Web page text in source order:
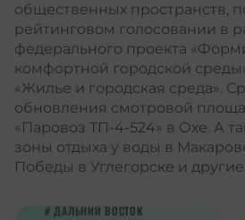
общественных пространств,
рейтинговом голосовании в
федерального проекта
комфортной городской
«Жилье и городская среда».
обновления смотровой
«Паровоз ТП-4-524» в Охе. А
зоны отдыха у воды в
Победы в Углегорске и другие.
ДАЛЬНИЙ ВОСТОК